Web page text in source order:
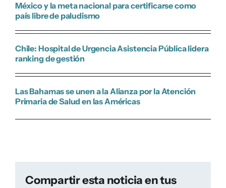
México y la meta nacional para certificarse como
país libre de paludismo
Chile: Hospital de Urgencia Asistencia Pública lidera
ranking de gestión
Las Bahamas se unen a la Alianza por la Atención
Primaria de Salud en las Américas
Compartir esta noticia en tus